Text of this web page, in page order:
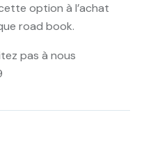
option à l’achat
road book.
pas à nous